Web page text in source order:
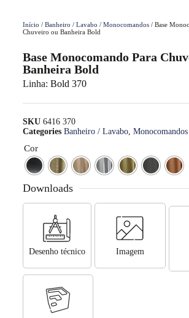
Início / Banheiro / Lavabo / Monocomandos/ Base
Chuveiro ou Banheira Bold
Base Monocomando Para
Banheira Bold
Linha: Bold 370
SKU 6416 370
Categories Banheiro / Lavabo, Monocomandos
Cor
Downloads
Desenho técnico Imagem